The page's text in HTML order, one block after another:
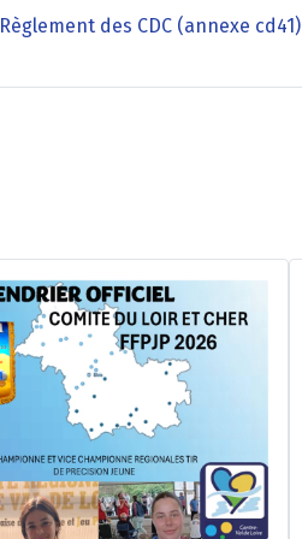
Règlement des CDC (annexe cd41)